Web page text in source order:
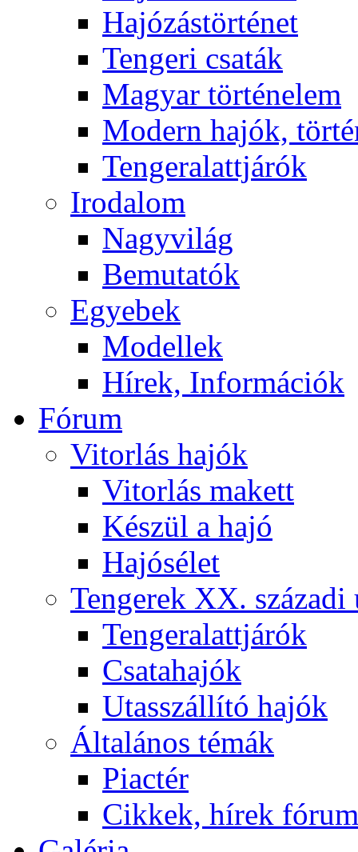
Hajózástörténet
Tengeri csaták
Magyar történelem
Modern hajók,
Tengeralattjárók
Irodalom
Nagyvilág
Bemutatók
Egyebek
Modellek
Hírek, Információk
Fórum
Vitorlás hajók
Vitorlás makett
Készül a hajó
Hajósélet
Tengerek XX. századi
Tengeralattjárók
Csatahajók
Utasszállító hajók
Általános témák
Piactér
Cikkek, hírek